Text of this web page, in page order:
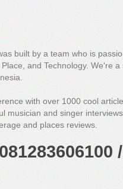
built by a team who is
and Technology. We're a
with over 1000 cool
musician and singer
and places reviews.